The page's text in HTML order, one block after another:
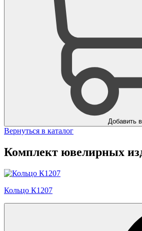
Добавить
Вернуться в каталог
Комплект ювелирных
Кольцо К1207